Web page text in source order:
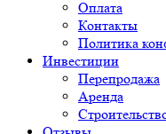
Оплата
Контакты
Политика
Инвестиции
Перепродажа
Аренда